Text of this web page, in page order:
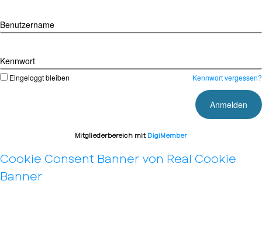
Benutzername
Kennwort
Eingeloggt bleiben Kennwort vergessen?
Mitgliederbereich mit DigiMember
Cookie Consent Banner von Real Cookie
Banner